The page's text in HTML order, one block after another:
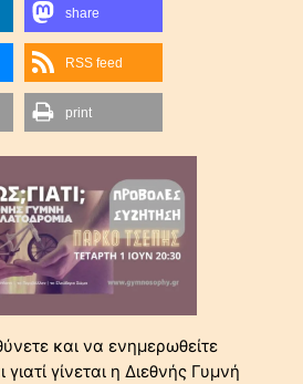
share
RSS feed
print
και να ενημερωθείτε
γιατί γίνεται η Διεθνής Γυμνή